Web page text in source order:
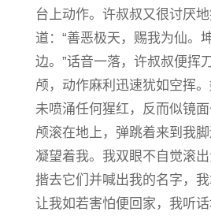
台上动作。许叔叔又很讨厌
道：“善恶极天，赐我为仙。
边。”话音一落，许叔叔便挥
颅，动作麻利迅速犹如空挥
未喷涌任何猩红，反而似镜
颅滚在地上，弹跳着来到我
凝望着我。我双眼不自觉滚
揩去它们并喊出我的名字，
让我如若害怕便回家，我听